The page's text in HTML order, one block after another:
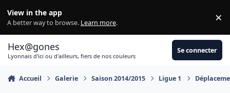
View in the app
A better way to browse. Learn more. ×
Hex@gones
Lyonnais d'ici ou d'ailleurs, fiers de nos couleurs
Se connecter
Accueil Galerie Saison 2014/2015 Ligue 1